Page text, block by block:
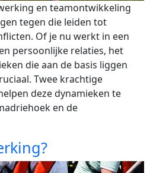
en teamontwikkeling
tegen die leiden tot
Of je nu werkt in een
persoonlijke relaties, het
die aan de basis liggen
Twee krachtige
deze dynamieken te
en de